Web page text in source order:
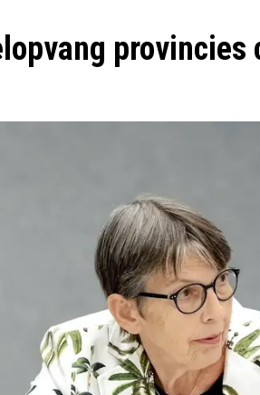
provincies